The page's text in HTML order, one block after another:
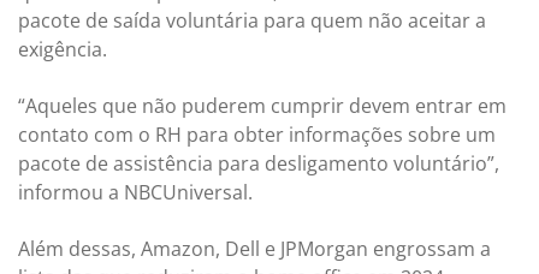
pacote de saída voluntária para quem não aceitar a
exigência.
“Aqueles que não puderem cumprir devem entrar em
contato com o RH para obter informações sobre um
pacote de assistência para desligamento voluntário”,
informou a NBCUniversal.
Além dessas, Amazon, Dell e JPMorgan engrossam a